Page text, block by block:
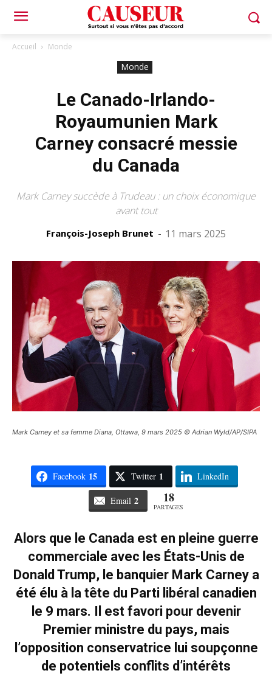
Accueil Monde
Monde
Le Canado-Irlando-
Royaumunien Mark
Carney consacré messie
du Canada
Mark Carney succède à Trudeau : un choix économique
avant tout
François-Joseph Brunet - 11 mars 2025
Mark Carney et sa femme Diana, Ottawa, 9 mars 2025 © Adrian Wyld/AP/SIPA
Facebook 15 Twitter 1 LinkedIn
Email 2 18
PARTAGES
Alors que le Canada est en pleine guerre
commerciale avec les États-Unis de
Donald Trump, le banquier Mark Carney a
été élu à la tête du Parti libéral canadien
le 9 mars. Il est favori pour devenir
Premier ministre du pays, mais
l’opposition conservatrice lui soupçonne
de potentiels conflits d’intérêts